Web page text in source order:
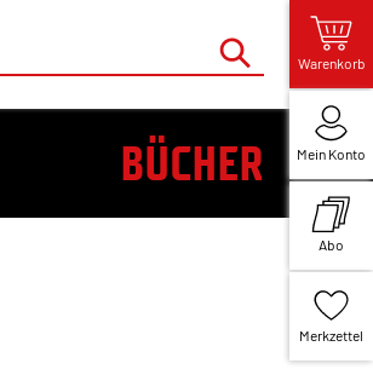
Warenkorb
Mein Konto
Abo
Merkzettel
BÜCHER